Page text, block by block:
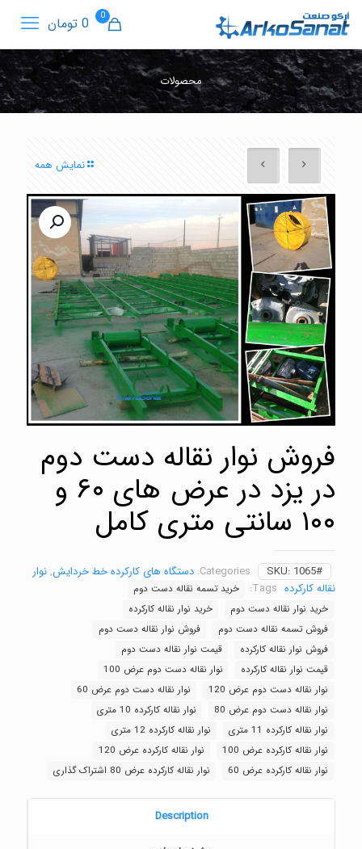
0 0 تومان
محصولات
نمایش همه
فروش نوار نقاله دست دوم
در یزد در عرض های ۶۰ و
۱۰۰ سانتی متری کامل
SKU: 1065#
Categories: دستگاه های کارکرده خط خردایش,نوار
نقاله کارکرده Tags:
خرید تسمه نقاله دست دوم
خرید نوار نقاله دست دوم
خرید نوار نقاله کارکرده
فروش تسمه نقاله دست دوم
فروش نوار نقاله دست دوم
فروش نوار نقاله کارکرده
قیمت نوار نقاله دست دوم
قیمت نوار نقاله کارکرده
نوار نقاله دست دوم عرض 100
نوار نقاله دست دوم عرض 120
نوار نقاله دست دوم عرض 60
نوار نقاله دست دوم عرض 80
نوار نقاله کارکرده 10 متری
نوار نقاله کارکرده 11 متری
نوار نقاله کارکرده 12 متری
نوار نقاله کارکرده عرض 100
نوار نقاله کارکرده عرض 120
نوار نقاله کارکرده عرض 60
نوار نقاله کارکرده عرض 80 اشتراک گذاری
Description